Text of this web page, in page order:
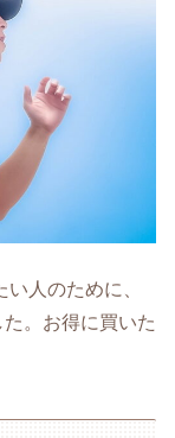
人のために、
。お得に買いた